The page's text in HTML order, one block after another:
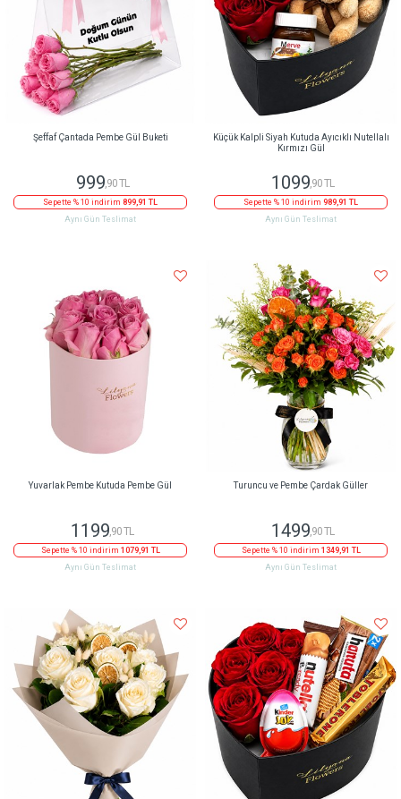
Şeffaf Çantada Pembe Gül Buketi
999,90 TL
Sepette % 10 indirim 899,91 TL
Aynı Gün Teslimat
Küçük Kalpli Siyah Kutuda Ayıcıklı Nutellalı
Kırmızı Gül
1099,90 TL
Sepette % 10 indirim 989,91 TL
Aynı Gün Teslimat
Yuvarlak Pembe Kutuda Pembe Gül
1199 ,90 TL
Sepette % 10 indirim 1079,91 TL
Aynı Gün Teslimat
Turuncu ve Pembe Çardak Güller
1499 ,90 TL
Sepette % 10 indirim 1349,91 TL
Aynı Gün Teslimat